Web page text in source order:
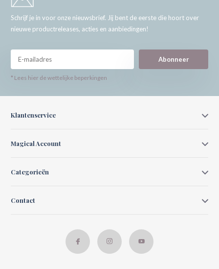
Schrijf je in voor onze nieuwsbrief. Jij bent de eerste die hoort over
nieuwe productreleases, acties en aanbiedingen!
Abonneer
* Lees hier de wettelijke beperkingen
Klantenservice
Magical Account
Categorieën
Contact